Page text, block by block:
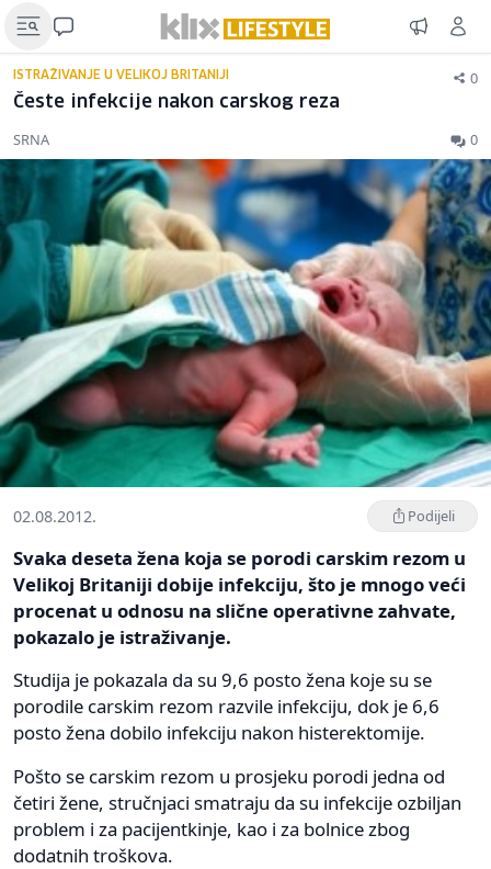
ISTRAŽIVANJE U VELIKOJ BRITANIJI 0
Česte infekcije nakon carskog reza
SRNA 0
02.08.2012. Podijeli
Svaka deseta žena koja se porodi carskim rezom u
Velikoj Britaniji dobije infekciju, što je mnogo veći
procenat u odnosu na slične operativne zahvate,
pokazalo je istraživanje.
Studija je pokazala da su 9,6 posto žena koje su se
porodile carskim rezom razvile infekciju, dok je 6,6
posto žena dobilo infekciju nakon histerektomije.
Pošto se carskim rezom u prosjeku porodi jedna od
četiri žene, stručnjaci smatraju da su infekcije ozbiljan
problem i za pacijentkinje, kao i za bolnice zbog
dodatnih troškova.